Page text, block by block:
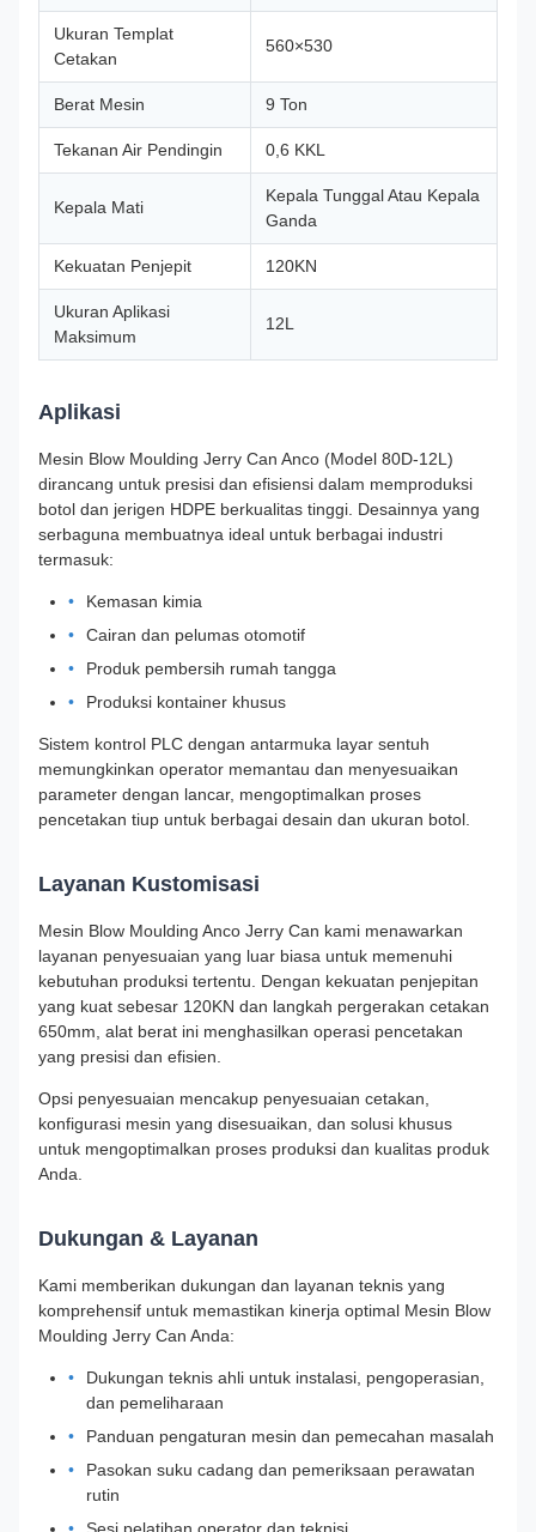
Ukuran Templat
Cetakan
560×530
Berat Mesin 9 Ton
Tekanan Air Pendingin 0,6 KKL
Kepala Mati
Kepala Tunggal Atau Kepala
Ganda
Kekuatan Penjepit 120KN
Ukuran Aplikasi
Maksimum
12L
Aplikasi
Mesin Blow Moulding Jerry Can Anco (Model 80D-12L)
dirancang untuk presisi dan efisiensi dalam memproduksi
botol dan jerigen HDPE berkualitas tinggi. Desainnya yang
serbaguna membuatnya ideal untuk berbagai industri
termasuk:
Kemasan kimia
Cairan dan pelumas otomotif
Produk pembersih rumah tangga
Produksi kontainer khusus
Sistem kontrol PLC dengan antarmuka layar sentuh
memungkinkan operator memantau dan menyesuaikan
parameter dengan lancar, mengoptimalkan proses
pencetakan tiup untuk berbagai desain dan ukuran botol.
Layanan Kustomisasi
Mesin Blow Moulding Anco Jerry Can kami menawarkan
layanan penyesuaian yang luar biasa untuk memenuhi
kebutuhan produksi tertentu. Dengan kekuatan penjepitan
yang kuat sebesar 120KN dan langkah pergerakan cetakan
650mm, alat berat ini menghasilkan operasi pencetakan
yang presisi dan efisien.
Opsi penyesuaian mencakup penyesuaian cetakan,
konfigurasi mesin yang disesuaikan, dan solusi khusus
untuk mengoptimalkan proses produksi dan kualitas produk
Anda.
Dukungan & Layanan
Kami memberikan dukungan dan layanan teknis yang
komprehensif untuk memastikan kinerja optimal Mesin Blow
Moulding Jerry Can Anda:
Dukungan teknis ahli untuk instalasi, pengoperasian,
dan pemeliharaan
Panduan pengaturan mesin dan pemecahan masalah
Pasokan suku cadang dan pemeriksaan perawatan
rutin